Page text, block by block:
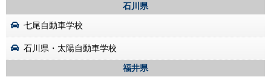
石川県
七尾自動車学校
石川県・太陽自動車学校
福井県